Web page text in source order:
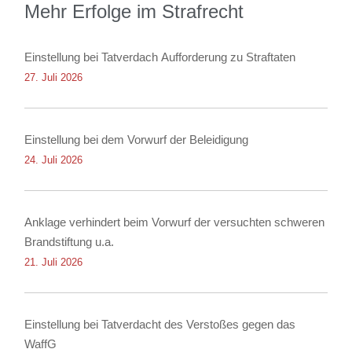
Mehr Erfolge im Strafrecht
Einstellung bei Tatverdach Aufforderung zu Straftaten
27. Juli 2026
Einstellung bei dem Vorwurf der Beleidigung
24. Juli 2026
Anklage verhindert beim Vorwurf der versuchten schweren
Brandstiftung u.a.
21. Juli 2026
Einstellung bei Tatverdacht des Verstoßes gegen das
WaffG